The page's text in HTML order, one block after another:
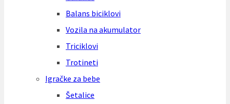
Balans biciklovi
Vozila na akumulator
Triciklovi
Trotineti
Igračke za bebe
Šetalice